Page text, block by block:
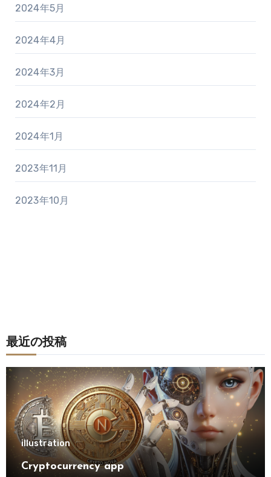
2024年5月
2024年4月
2024年3月
2024年2月
2024年1月
2023年11月
2023年10月
最近の投稿
illustration
Cryptocurrency app